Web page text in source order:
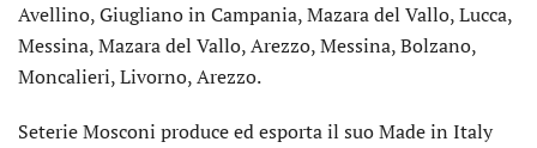
Avellino, Giugliano in Campania, Mazara del Vallo, Lucca,
Messina, Mazara del Vallo, Arezzo, Messina, Bolzano,
Moncalieri, Livorno, Arezzo.
Seterie Mosconi produce ed esporta il suo Made in Italy